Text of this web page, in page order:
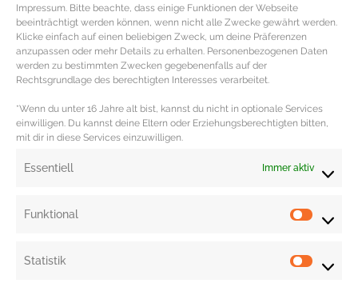
Impressum. Bitte beachte, dass einige Funktionen der Webseite
beeinträchtigt werden können, wenn nicht alle Zwecke gewährt werden.
Klicke einfach auf einen beliebigen Zweck, um deine Präferenzen
anzupassen oder mehr Details zu erhalten. Personenbezogenen Daten
werden zu bestimmten Zwecken gegebenenfalls auf der
Rechtsgrundlage des berechtigten Interesses verarbeitet.
*Wenn du unter 16 Jahre alt bist, kannst du nicht in optionale Services
einwilligen. Du kannst deine Eltern oder Erziehungsberechtigten bitten,
mit dir in diese Services einzuwilligen.
Essentiell Immer aktiv
Funktional
Statistik
Saisonkalender Oktober mit dem
Gemüse der Saison
Saisonkalender Oktober mit dem frischen Gemüse der
Saison KÜRBIS Warenkunde & Kochbasics
mit
MEHR DAZU »